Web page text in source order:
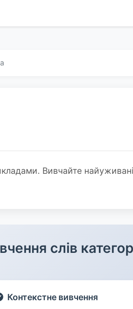
Вивчайте
слів
Контекстне вивчення